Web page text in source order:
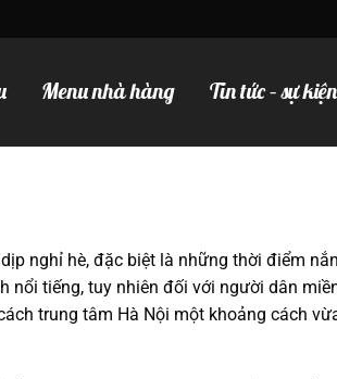
Menu nhà hàng Tin tức – sự kiện
nghỉ hè, đặc biệt là những thời điểm
nổi tiếng, tuy nhiên đối với người dân
trung tâm Hà Nội một khoảng cách